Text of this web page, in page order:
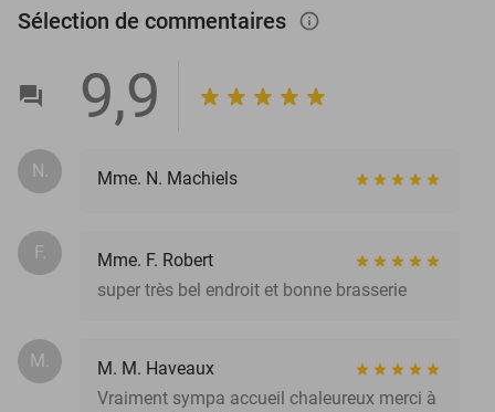
Sélection de commentaires info_outlined
9,9
N. Mme. N. Machiels
F.
Mme. F. Robert
super très bel endroit et bonne brasserie
M.
M. M. Haveaux
Vraiment sympa accueil chaleureux merci à